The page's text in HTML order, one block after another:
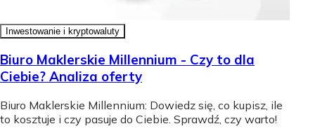
Inwestowanie i kryptowaluty
Biuro Maklerskie Millennium - Czy to dla
Ciebie? Analiza oferty
Biuro Maklerskie Millennium: Dowiedz się, co kupisz, ile
to kosztuje i czy pasuje do Ciebie. Sprawdź, czy warto!